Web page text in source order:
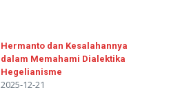
Hermanto dan Kesalahannya
dalam Memahami Dialektika
Hegelianisme
2025-12-21